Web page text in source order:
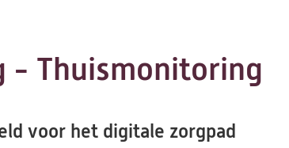
- Thuismonitoring
voor het digitale zorgpad